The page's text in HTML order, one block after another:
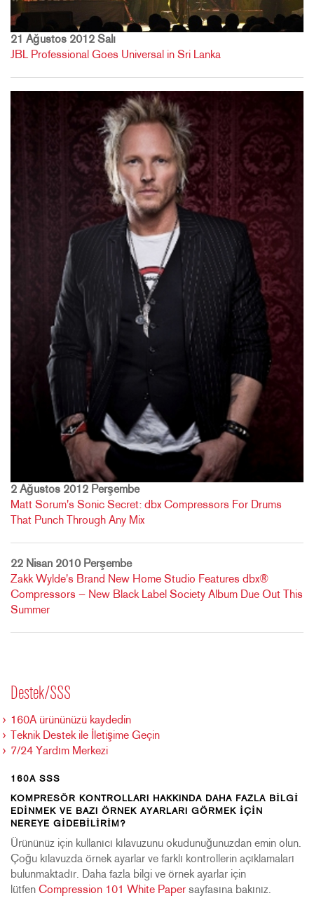
21 Ağustos 2012 Salı
JBL Professional Goes Universal in Sri Lanka
2 Ağustos 2012 Perşembe
Matt Sorum's Sonic Secret: dbx Compressors For Drums
That Punch Through Any Mix
22 Nisan 2010 Perşembe
Zakk Wylde's Brand New Home Studio Features dbx®
Compressors — New Black Label Society Album Due Out This
Summer
Destek/SSS
160A ürününüzü kaydedin
Teknik Destek ile İletişime Geçin
7/24 Yardım Merkezi
160A SSS
KOMPRESÖR KONTROLLARI HAKKINDA DAHA FAZLA BILGI
EDINMEK VE BAZI ÖRNEK AYARLARI GÖRMEK IÇIN
NEREYE GIDEBILIRIM?
Ürününüz için kullanıcı kılavuzunu okudunuğunuzdan emin olun.
Çoğu kılavuzda örnek ayarlar ve farklı kontrollerin açıklamaları
bulunmaktadır. Daha fazla bilgi ve örnek ayarlar için
lütfen Compression 101 White Paper sayfasına bakınız.